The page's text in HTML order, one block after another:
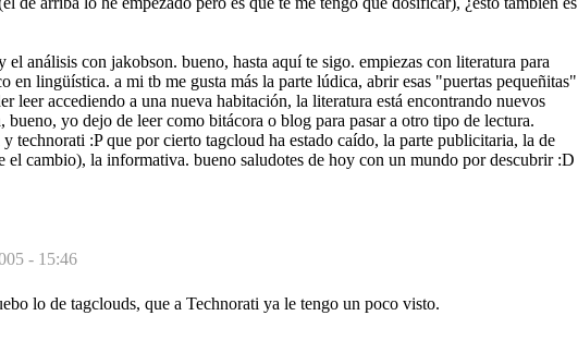
el análisis con jakobson. bueno, hasta aquí te sigo. empiezas con literatura para
en lingüística. a mi tb me gusta más la parte lúdica, abrir esas "puertas pequeñitas"
leer accediendo a una nueva habitación, la literatura está encontrando nuevos
bueno, yo dejo de leer como bitácora o blog para pasar a otro tipo de lectura.
technorati :P que por cierto tagcloud ha estado caído, la parte publicitaria, la de
el cambio), la informativa. bueno saludotes de hoy con un mundo por descubrir :D
- 15:46
lo de tagclouds, que a Technorati ya le tengo un poco visto.